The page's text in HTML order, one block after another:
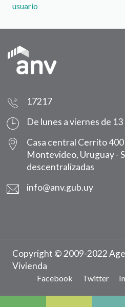
usuario
17217
De lunes a viernes de 13
Casa central Cerrito 400
Montevideo, Uruguay -
descentralizadas
info@anv.gub.uy
Copyright © 2009-2022
Vivienda
Facebook Twitter